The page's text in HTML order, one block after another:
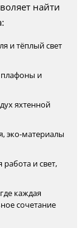
найти
и тёплый свет
и
яхтенной
эко-материалы
и свет,
каждая
сочетание